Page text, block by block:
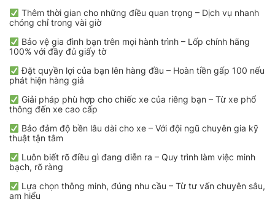
Thêm thời gian cho những điều quan trọng – Dịch vụ nhanh
chóng chỉ trong vài giờ
Bảo vệ gia đình bạn trên mọi hành trình – Lốp chính hãng
100% với đầy đủ giấy tờ
Đặt quyền lợi của bạn lên hàng đầu – Hoàn tiền gấp 100 nếu
phát hiện hàng giả
Giải pháp phù hợp cho chiếc xe của riêng bạn – Từ xe phổ
thông đến xe cao cấp
Bảo đảm độ bền lâu dài cho xe – Với đội ngũ chuyên gia kỹ
thuật tận tâm
Luôn biết rõ điều gì đang diễn ra – Quy trình làm việc minh
bạch, rõ ràng
Lựa chọn thông minh, đúng nhu cầu – Từ tư vấn chuyên sâu,
am hiểu